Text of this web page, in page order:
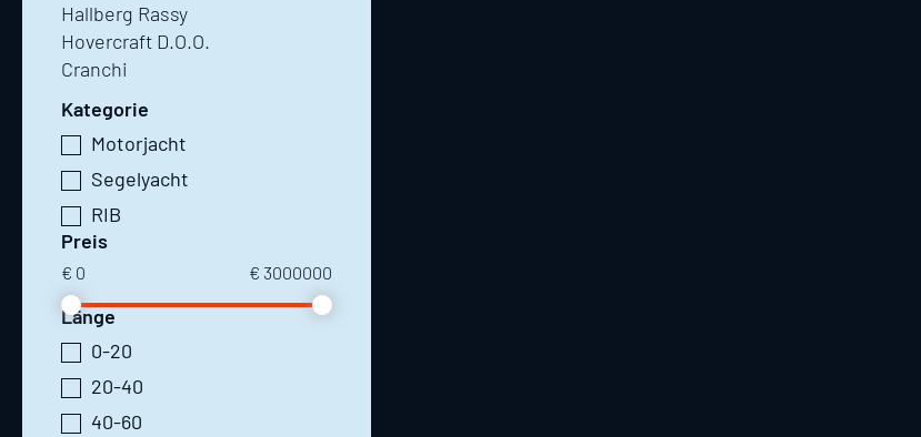
Hallberg Rassy
Hovercraft D.O.O.
Cranchi
Kategorie
Motorjacht
Segelyacht
RIB
Preis
€ 0 € 3000000
Länge
0-20
20-40
40-60